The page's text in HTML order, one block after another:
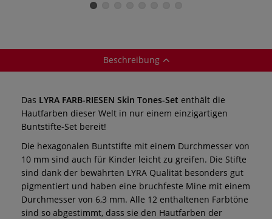
Beschreibung
Das LYRA FARB-RIESEN Skin Tones-Set enthält die
Hautfarben dieser Welt in nur einem einzigartigen
Buntstifte-Set bereit!
Die hexagonalen Buntstifte mit einem Durchmesser von
10 mm sind auch für Kinder leicht zu greifen. Die Stifte
sind dank der bewährten LYRA Qualität besonders gut
pigmentiert und haben eine bruchfeste Mine mit einem
Durchmesser von 6,3 mm. Alle 12 enthaltenen Farbtöne
sind so abgestimmt, dass sie den Hautfarben der